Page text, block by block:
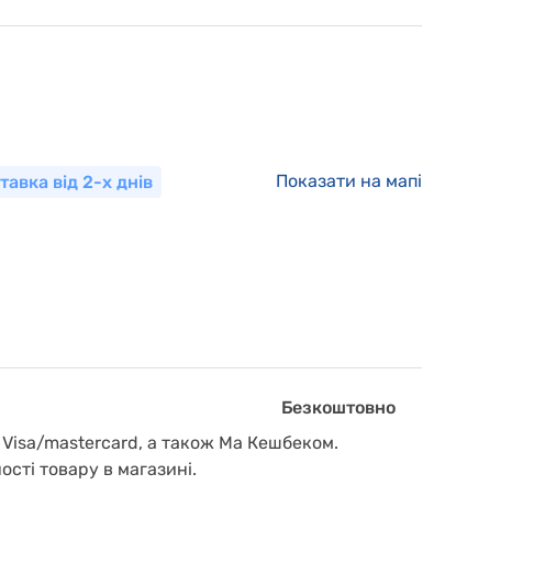
від 2-х днів Показати на мапі
Безкоштовно
Visa/mastercard, а також Ма Кешбеком.
товару в магазині.